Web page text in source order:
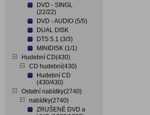
DVD - SINGL
(22/22)
DVD - AUDIO (5/5)
DUAL DISK
DTS 5.1 (3/3)
MINIDISK (1/1)
Hudební CD(430)
CD hudební(430)
Hudební CD
(430/430)
Ostatní nabídky(2740)
nabídky(2740)
ZRUŠENÉ DVD a